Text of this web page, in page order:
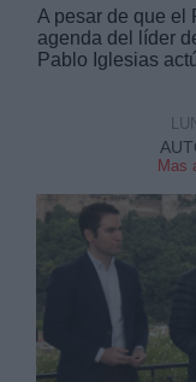
A pesar de que el
agenda del líder
Pablo Iglesias
Mas